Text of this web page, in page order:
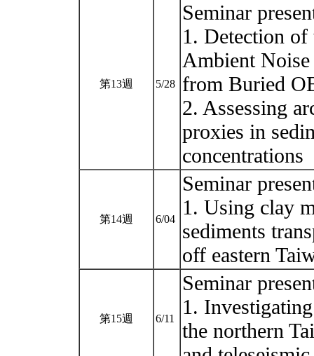
第13週 5/28
Seminar
1. Detection
Ambient Noise
from Buried
2. Assessing
proxies in
concentrations
第14週 6/04
Seminar
1. Using clay
sediments
off eastern
第15週 6/11
Seminar
1.
the northern